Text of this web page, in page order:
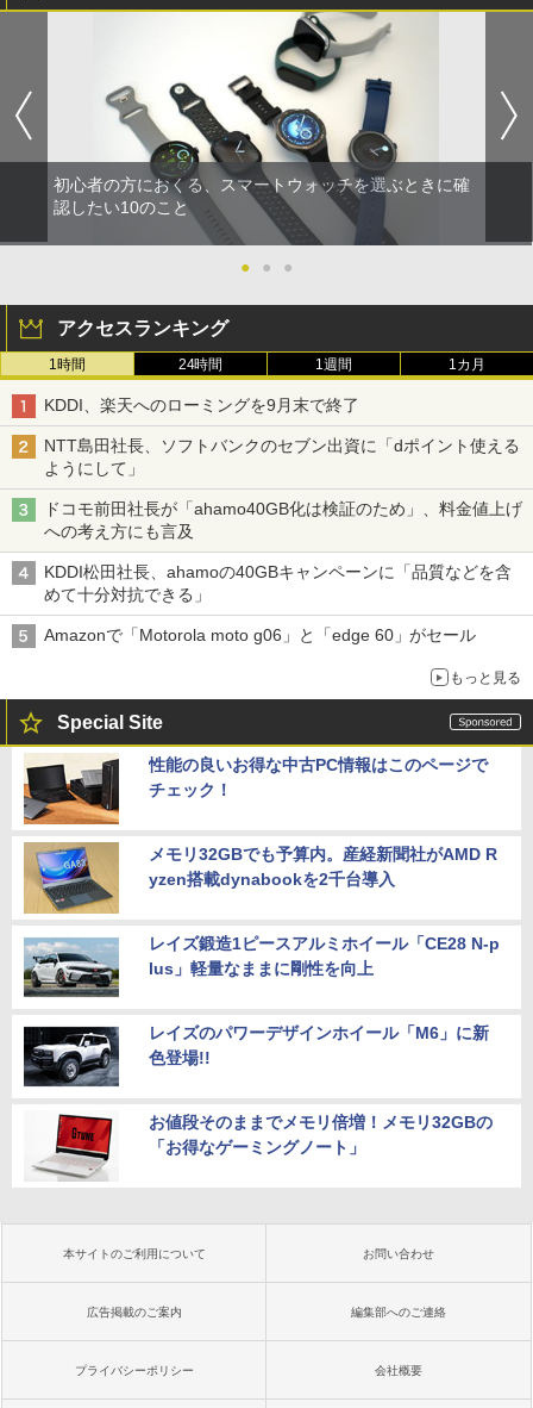
初心者の方におくる、スマートウォッチを選ぶときに確
認したい10のこと
● ● ●
アクセスランキング
1時間 24時間 1週間 1カ月
KDDI、楽天へのローミングを9月末で終了
NTT島田社長、ソフトバンクのセブン出資に「dポイント使える
ようにして」
ドコモ前田社長が「ahamo40GB化は検証のため」、料金値上げ
への考え方にも言及
KDDI松田社長、ahamoの40GBキャンペーンに「品質などを含
めて十分対抗できる」
Amazonで「Motorola moto g06」と「edge 60」がセール
もっと見る
Special Site
性能の良いお得な中古PC情報はこのページで
チェック！
メモリ32GBでも予算内。産経新聞社がAMD R
yzen搭載dynabookを2千台導入
レイズ鍛造1ピースアルミホイール「CE28 N-p
lus」軽量なままに剛性を向上
レイズのパワーデザインホイール「M6」に新
色登場!!
お値段そのままでメモリ倍増！メモリ32GBの
「お得なゲーミングノート」
本サイトのご利用について お問い合わせ
広告掲載のご案内 編集部へのご連絡
プライバシーポリシー 会社概要